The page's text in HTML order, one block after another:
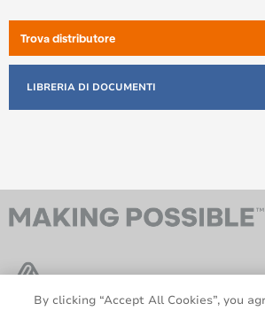
Trova distributore
LIBRERIA DI DOCUMENTI
By clicking “Accept All Cookies”, you